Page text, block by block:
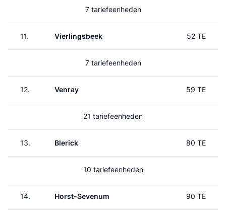
7 tariefeenheden
11. Vierlingsbeek 52 TE
7 tariefeenheden
12. Venray 59 TE
21 tariefeenheden
13. Blerick 80 TE
10 tariefeenheden
14. Horst-Sevenum 90 TE